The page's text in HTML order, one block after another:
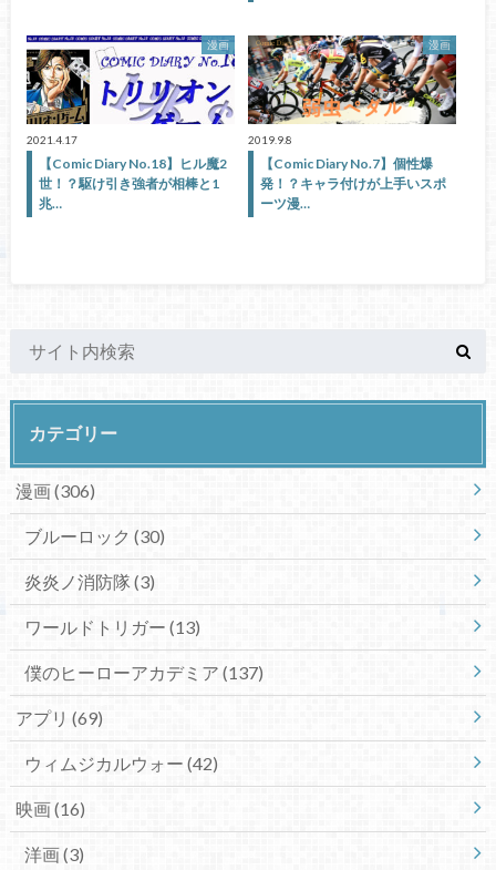
漫画
2021.4.17
【Comic Diary No.18】ヒル魔2
世！？駆け引き強者が相棒と1
兆…
漫画
2019.9.8
【Comic Diary No.7】個性爆
発！？キャラ付けが上手いスポ
ーツ漫…
カテゴリー
漫画(306)
ブルーロック (30)
炎炎ノ消防隊 (3)
ワールドトリガー (13)
僕のヒーローアカデミア (137)
アプリ (69)
ウィムジカルウォー (42)
映画(16)
洋画(3)